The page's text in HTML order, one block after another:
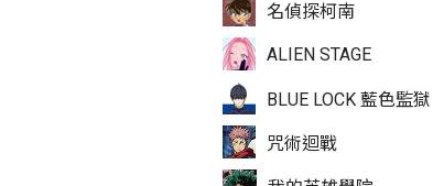
名偵探柯南
ALIEN STAGE
BLUE LOCK 藍色監獄
咒術迴戰